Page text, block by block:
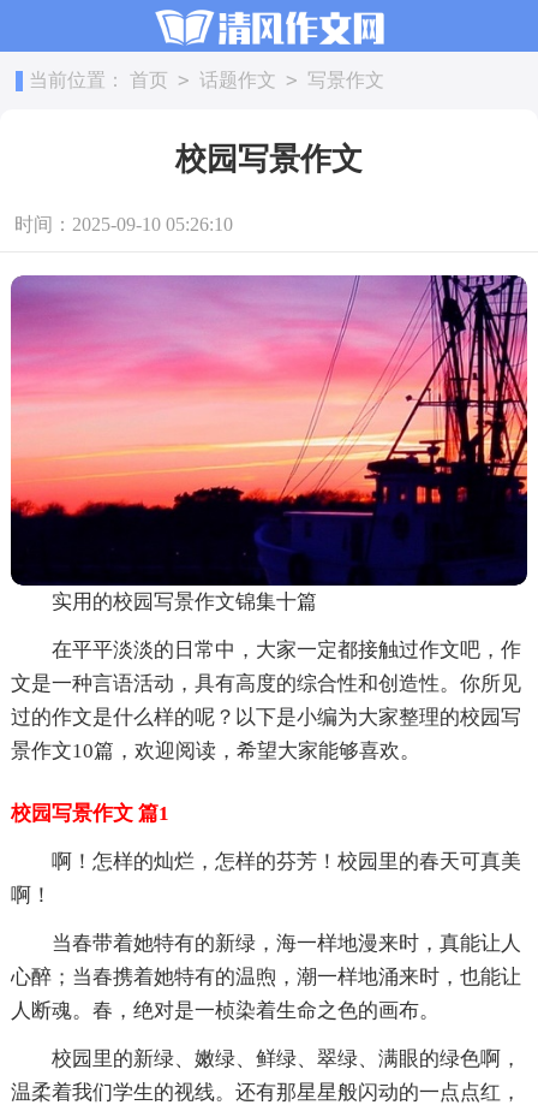
当前位置： 首页 > 话题作文 > 写景作文
校园写景作文
时间：2025-09-10 05:26:10
实用的校园写景作文锦集十篇
在平平淡淡的日常中，大家一定都接触过作文吧，作
文是一种言语活动，具有高度的综合性和创造性。你所见
过的作文是什么样的呢？以下是小编为大家整理的校园写
景作文10篇，欢迎阅读，希望大家能够喜欢。
校园写景作文 篇1
啊！怎样的灿烂，怎样的芬芳！校园里的春天可真美
啊！
当春带着她特有的新绿，海一样地漫来时，真能让人
心醉；当春携着她特有的温煦，潮一样地涌来时，也能让
人断魂。春，绝对是一桢染着生命之色的画布。
校园里的新绿、嫩绿、鲜绿、翠绿、满眼的绿色啊，
温柔着我们学生的视线。还有那星星般闪动的一点点红，